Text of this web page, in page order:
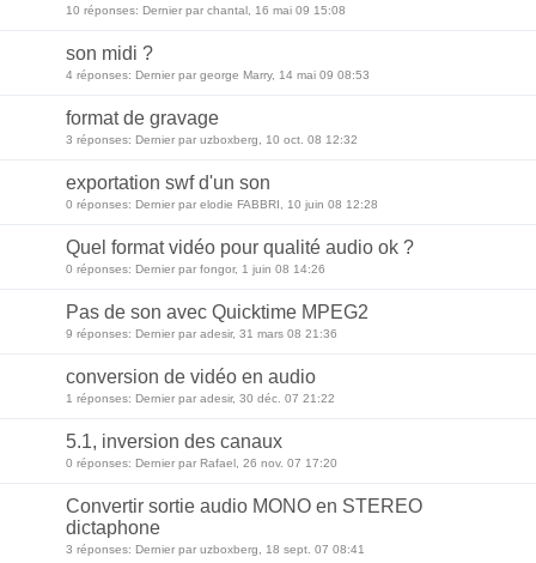
10 réponses: Dernier par chantal, 16 mai 09 15:08
son midi ?
4 réponses: Dernier par george Marry, 14 mai 09 08:53
format de gravage
3 réponses: Dernier par uzboxberg, 10 oct. 08 12:32
exportation swf d'un son
0 réponses: Dernier par elodie FABBRI, 10 juin 08 12:28
Quel format vidéo pour qualité audio ok ?
0 réponses: Dernier par fongor, 1 juin 08 14:26
Pas de son avec Quicktime MPEG2
9 réponses: Dernier par adesir, 31 mars 08 21:36
conversion de vidéo en audio
1 réponses: Dernier par adesir, 30 déc. 07 21:22
5.1, inversion des canaux
0 réponses: Dernier par Rafael, 26 nov. 07 17:20
Convertir sortie audio MONO en STEREO
dictaphone
3 réponses: Dernier par uzboxberg, 18 sept. 07 08:41